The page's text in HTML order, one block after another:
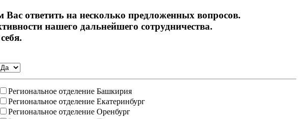
ответить на несколько предложенных вопросов.
нашего дальнейшего сотрудничества.
Региональное отделение Башкирия
Региональное отделение Екатеринбург
Региональное отделение Оренбург